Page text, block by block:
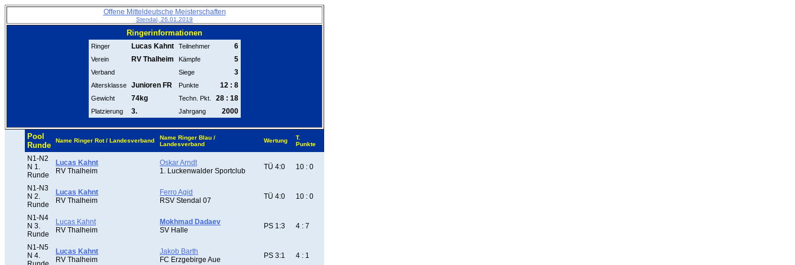
Offene Mitteldeutsche Meisterschaften
Stendal, 26.01.2019
Ringerinformationen
Ringer Lucas Kahnt Teilnehmer 6
Verein RV Thalheim Kämpfe 5
Verband Siege 3
Altersklasse Junioren FR Punkte 12 : 8
Gewicht 74kg Techn. Pkt. 28 : 18
Platzierung 3. Jahrgang 2000
Pool
Runde
Name Ringer Rot / Landesverband
Name Ringer Blau /
Landesverband
Wertung
T.
Punkte
N1-N2
N 1.
Runde
Lucas Kahnt
RV Thalheim
Oskar Arndt
1. Luckenwalder Sportclub
TÜ 4:0 10 : 0
N1-N3
N 2.
Runde
Lucas Kahnt
RV Thalheim
Ferro Agid
RSV Stendal 07
TÜ 4:0 10 : 0
N1-N4
N 3.
Runde
Lucas Kahnt
RV Thalheim
Mokhmad Dadaev
SV Halle
PS 1:3 4 : 7
N1-N5
N 4.
Lucas Kahnt
RV Thalheim
Jakob Barth
FC Erzgebirge Aue
PS 3:1 4 : 1